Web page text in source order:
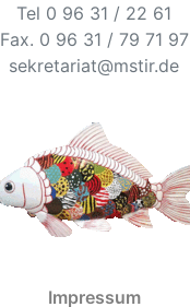
Tel 0 96 31 / 22 61
Fax. 0 96 31 / 79 71 97
sekretariat@mstir.de
Impressum